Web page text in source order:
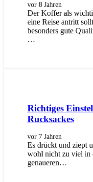
vor 8 Jahren
Der Koffer als
eine Reise antritt
besonders gute
…
Richtiges
Rucksackes
vor 7 Jahren
Es drückt und ziept
wohl nicht zu viel in
genaueren…